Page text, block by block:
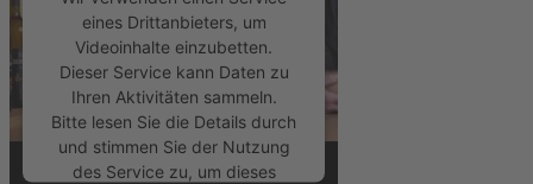
eines Drittanbieters, um
Videoinhalte einzubetten.
Dieser Service kann Daten zu
Ihren Aktivitäten sammeln.
Bitte lesen Sie die Details durch
und stimmen Sie der Nutzung
des Service zu, um dieses